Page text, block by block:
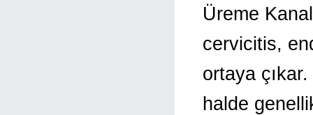
Üreme
cervicitis,
ortaya
halde